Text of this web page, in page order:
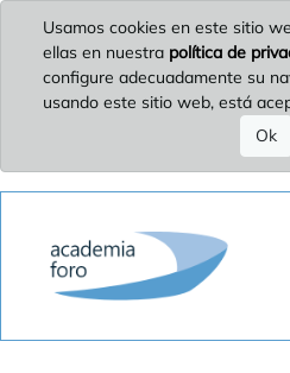
Usamos cookies en este sitio
ellas en nuestra política de
configure adecuadamente su
usando este sitio web, está
Ok